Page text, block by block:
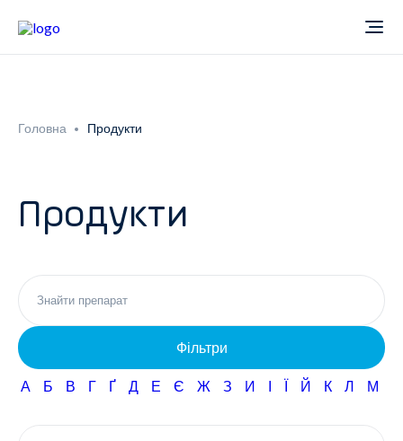
Новини
Неврологія
Фармаконагляд
Кар'єра
Головна Продукти
Продукти
Фільтри
А Б В Г Ґ Д Е Є Ж З И І Ї Й К Л М